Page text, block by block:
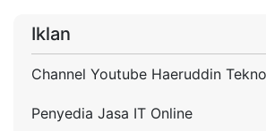
Iklan
Channel Youtube Haeruddin
Penyedia Jasa IT Online